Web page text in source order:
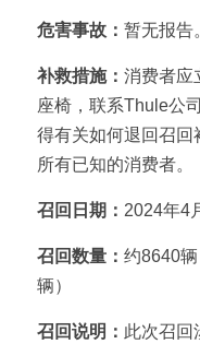
危害事故： 暂无报告
补救措施： 消费者应
座椅，联系Thule公
得有关如何退回召回
所有已知的消费者。
召回日期： 2024年4
召回数量： 约8640
辆）
召回说明： 此次召回